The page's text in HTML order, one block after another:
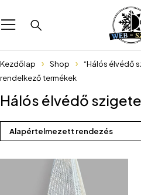
Kezdőlap Shop
“Hálós élvédő
rendelkező termékek
Hálós élvédő
Alapértelmezett rendezés